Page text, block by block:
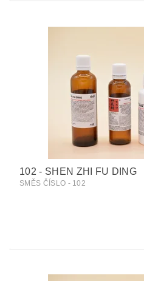
102 - SHEN ZHI FU DING
SMĚS ČÍSLO - 102